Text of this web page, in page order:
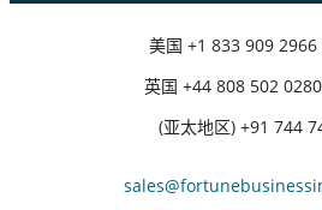
美国 +1 833 909 2966
英国 +44 808 502
(亚太地区) +91 744